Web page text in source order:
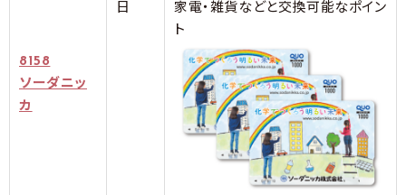
8158
ソーダニッ
カ
日
家電・雑貨などと交換可能なポイン
ト